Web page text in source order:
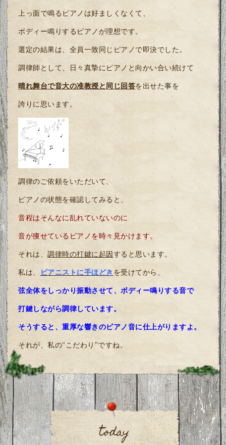
上っ面で鳴るピアノは好ましくなくて、
ボディー鳴りするピアノが理想です。
選定の結果は、全員一致同じピアノで即決でした。
調律師として、日々真摯にピアノと向かい合い続けて
晴れ舞台で音大の准教授と同じ回答を出せた事を
誇りに思います。
調律のご依頼をいただいて、
ピアノの状態を確認してみると、
音程はそんなに乱れていないのに
音が痩せているピアノを時々見かけます。
それは、調律時の打鍵に起因すると思います。
私は、 ピアニストに手ほどき を受けてから、
弦全体をしっかり振動させて、ボディー鳴りする音で
打鍵しながら調律しています。
そうすると、重厚な響きのピアノ音に仕上がりますよ。
それが、私の“こだわり”ですね。
today